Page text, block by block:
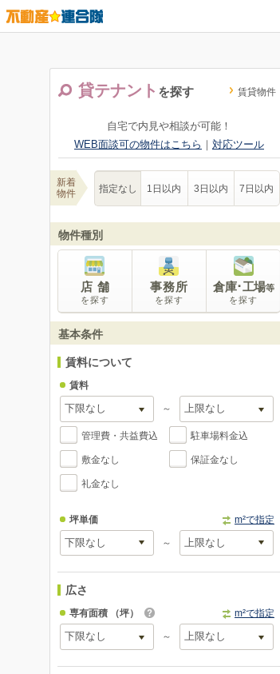
貸テナント を探す 賃貸物件
自宅で内見や相談が可能！
WEB面談可の物件はこちら ｜ 対応ツール
新着
物件
指定なし 1日以内 3日以内 7日以内
物件種別
店 舗
を探す
事務所
を探す
倉庫･工場等
を探す
基本条件
賃料について
賃料
～
管理費・共益費込 駐車場料金込
敷金なし 保証金なし
礼金なし
坪単価 m²で指定
～
広さ
専有面積 （坪） m²で指定
～